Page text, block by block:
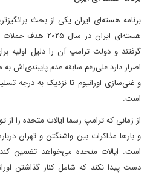
برنامه هسته‌ای ایران یکی از بحث
هسته‌ای ایران در
گرفتند و دولت ترامپ آن را دلیل اولیه
اصرار دارد علی‌رغم سابقه عدم پایبندی‌اش
و غنی‌سازی اورانیوم تا نزدیک به درجه
است.
از زمانی که ترامپ رسما ایالات متحده را از
و بارها مذاکرات بین واشنگتن و تهران
است. ایالات متحده می‌خواهد تضمین
دست پیدا نکند که شامل کنار گذاشتن